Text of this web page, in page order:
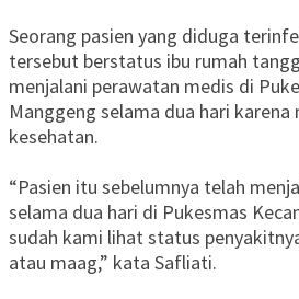
Seorang pasien yang diduga
tersebut berstatus ibu rumah
menjalani perawatan medis di
Manggeng selama dua hari
kesehatan.
“Pasien itu sebelumnya telah
selama dua hari di Pukesmas
sudah kami lihat status
atau maag,” kata Safliati.